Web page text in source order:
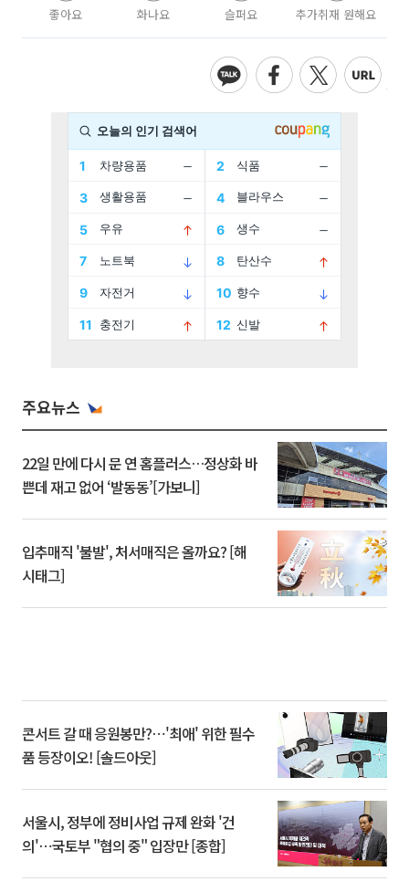
좋아요 화나요 슬퍼요 추가취재 원해요
주요뉴스
22일 만에 다시 문 연 홈플러스…정상화 바
쁜데 재고 없어 ‘발동동’[가보니]
입추매직 '불발', 처서매직은 올까요? [해
시태그]
콘서트 갈 때 응원봉만?⋯'최애' 위한 필수
품 등장이오! [솔드아웃]
서울시, 정부에 정비사업 규제 완화 '건
의'⋯국토부 "협의 중" 입장만 [종합]